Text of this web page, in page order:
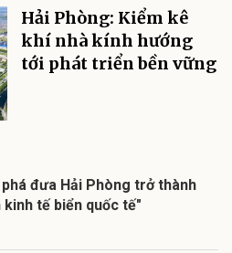
Hải Phòng: Kiểm kê
khí nhà kính hướng
tới phát triển bền vững
đưa Hải Phòng trở thành
kinh tế biển quốc tế"